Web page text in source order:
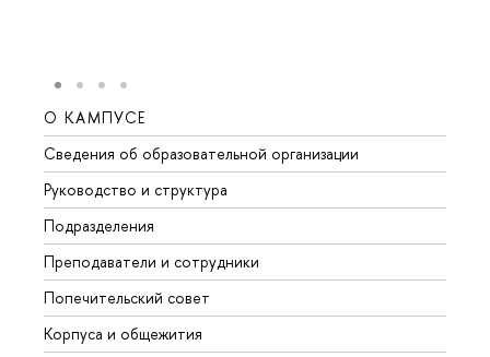
О КАМПУСЕ
Сведения об образовательной организации
Руководство и структура
Подразделения
Преподаватели и сотрудники
Попечительский совет
Корпуса и общежития